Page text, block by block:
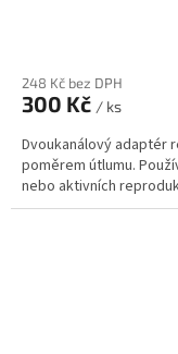
248 Kč bez DPH
300 Kč / ks
Dvoukanálový adaptér
poměrem útlumu.
nebo aktivních